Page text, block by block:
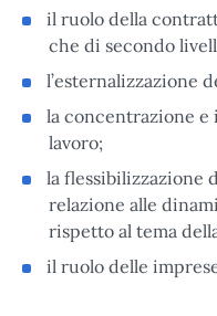
il ruolo della
che di secondo
l’esternalizzazione
la concentrazione e
lavoro;
la flessibilizzazione
relazione alle
rispetto al tema
il ruolo delle